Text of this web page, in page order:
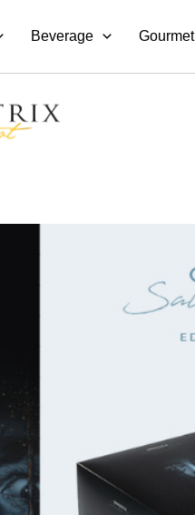
Beverage Gourmet